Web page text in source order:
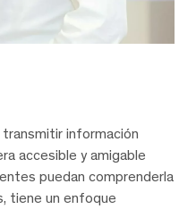
información
accesible y amigable
puedan comprenderla
tiene un enfoque